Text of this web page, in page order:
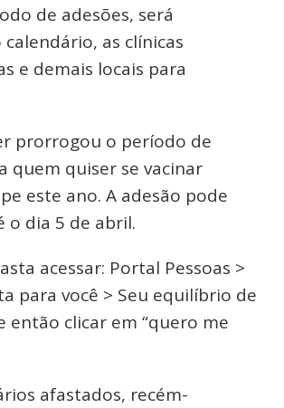
de adesões, será
as clínicas
e demais locais para
prorrogou o período de
quem quiser se vacinar
este ano. A adesão pode
o dia 5 de abril.
acessar: Portal Pessoas >
para você > Seu equilíbrio de
então clicar em “quero me
afastados, recém-